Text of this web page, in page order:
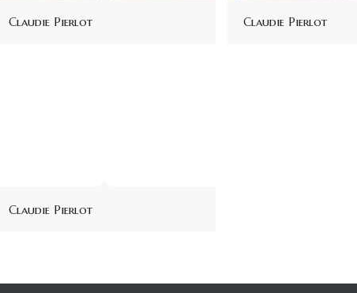
Claudie Pierlot Claudie Pierlot
Claudie Pierlot